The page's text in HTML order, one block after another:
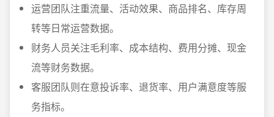
运营团队注重流量、活动效果、商品排名、库存周
转等日常运营数据。
财务人员关注毛利率、成本结构、费用分摊、现金
流等财务数据。
客服团队则在意投诉率、退货率、用户满意度等服
务指标。